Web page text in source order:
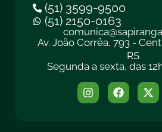
(51) 3599-9500
(51) 2150-0163
Av. João Corrêa, 793 -
RS
Segunda a sexta, das